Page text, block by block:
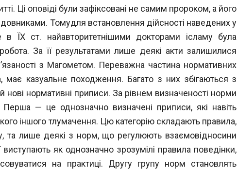
Ці оповіді були зафіксовані не самим пророком, а його
Томудля встановлення дійсності наведених у
в ЇХ ст. найавторитетнішими докторами ісламу була
За її результатами лише деякі акти залишилися
з Магометом. Переважна частина нормативних
має казуальне походження. Багато з них збігаються з
нові нормативні приписи. За рівнем визначеності норми
Перша — це однозначно визначені приписи, які навіть
іншого тлумачення. Цю категорію складають правила,
та лише деякі з норм, що регулюють взаємовідносини
як однозначно зрозумілі правила поведінки,
на практиці. Другу групу норм становлять